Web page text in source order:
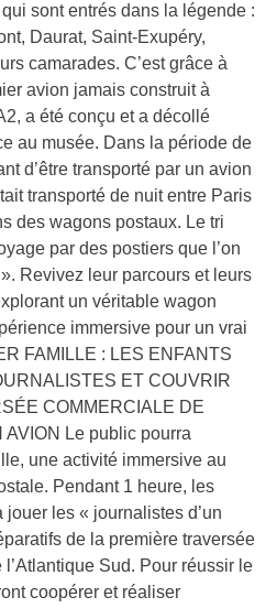
sont entrés dans la légende :
Daurat, Saint-Exupéry,
camarades. C’est grâce à
avion jamais construit à
a été conçu et a décollé
au musée. Dans la période de
d’être transporté par un avion
transporté de nuit entre Paris
des wagons postaux. Le tri
par des postiers que l’on
Revivez leur parcours et leurs
un véritable wagon
immersive pour un vrai
FAMILLE : LES ENFANTS
ET COUVRIR
COMMERCIALE DE
AVION Le public pourra
une activité immersive au
Pendant 1 heure, les
les « journalistes d’un
de la première traversée
Sud. Pour réussir le
coopérer et réaliser